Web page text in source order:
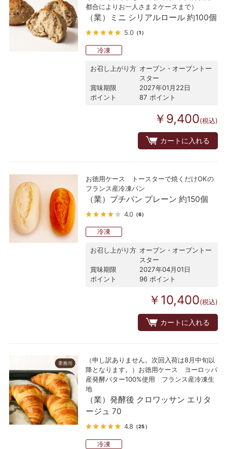
都合によりお一人さま２ケースまで）
（業）ミニ シリアルロール 約100個
5.0 （1）
冷凍
お召し上がり方 オーブン・オーブントー
スター
賞味期限
2027年01月22日
ポイント
87 ポイント
￥9,400(税込)
カートに入れる
お徳用ケース トースターで焼くだけOKの
フランス産冷凍パン
（業）プチパン プレーン 約150個
4.0 （6）
冷凍
お召し上がり方 オーブン・オーブントー
スター
賞味期限
2027年04月01日
ポイント
96 ポイント
￥10,400(税込)
カートに入れる
（申し訳ありません。次回入荷は8月中旬以
降となります。）お徳用ケース ヨーロッパ
産発酵バター100%使用 フランス産冷凍生
地
（業）発酵後 クロワッサン エリタ
ージュ 70
4.8 （25）
冷凍